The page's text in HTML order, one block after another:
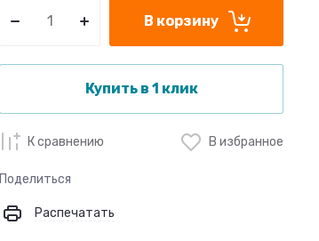
В корзину
Купить в 1 клик
К сравнению В избранное
Поделиться
Распечатать